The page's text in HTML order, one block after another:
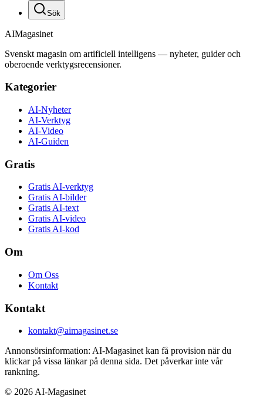
Sök
AIMagasinet
Svenskt magasin om artificiell intelligens — nyheter, guider och
oberoende verktygsrecensioner.
Kategorier
AI-Nyheter
AI-Verktyg
AI-Video
AI-Guiden
Gratis
Gratis AI-verktyg
Gratis AI-bilder
Gratis AI-text
Gratis AI-video
Gratis AI-kod
Om
Om Oss
Kontakt
Kontakt
kontakt@aimagasinet.se
Annonsörsinformation: AI-Magasinet kan få provision när du
klickar på vissa länkar på denna sida. Det påverkar inte vår
rankning.
© 2026 AI-Magasinet